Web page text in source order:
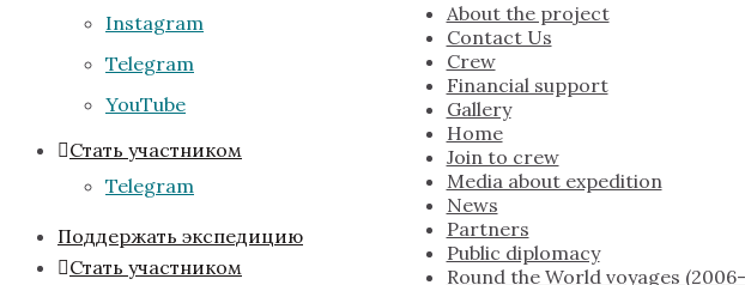
Telegram
Стать участником
Поддержать экспедицию
Instagram
YouTube
Telegram
Стать участником
About the project
Contact Us
Crew
Financial support
Gallery
Home
Join to crew
Media about expedition
News
Partners
Public diplomacy
Round the World voyages